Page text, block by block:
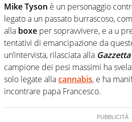
Mike Tyson è un personaggio
legato a un passato burrascoso,
alla boxe per sopravvivere, e a u
tentativi di emancipazione da
un’intervista, rilasciata alla
campione dei pesi massimi ha
solo legate allacannabis, e ha
incontrare papa Francesco.